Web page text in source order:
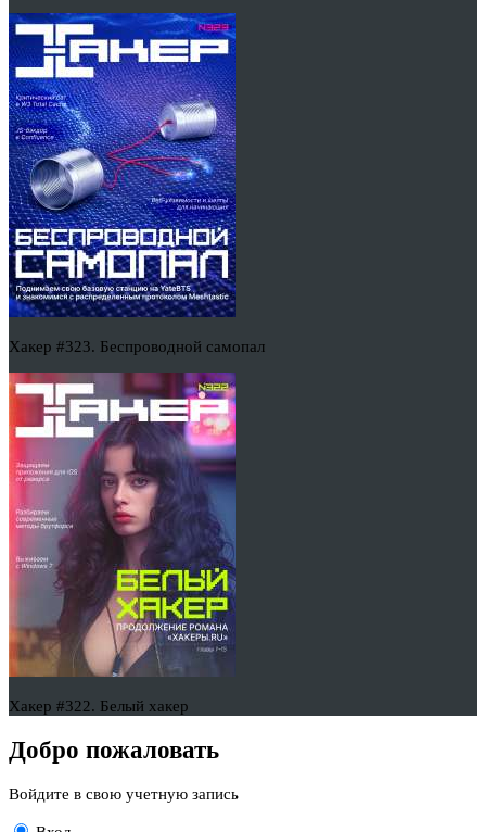
Хакер #323. Беспроводной самопал
Хакер #322. Белый хакер
Добро пожаловать
Войдите в свою учетную запись